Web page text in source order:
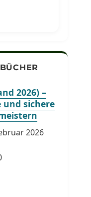
2026) –
sichere
2026